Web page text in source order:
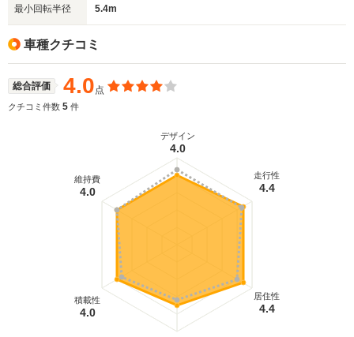
最小回転半径 5.4m
車種クチコミ
総合評価 4.0点
クチコミ件数 5 件
デザイン
4.0
走行性
4.4
居住性
4.4
積載性
4.0
維持費
4.0